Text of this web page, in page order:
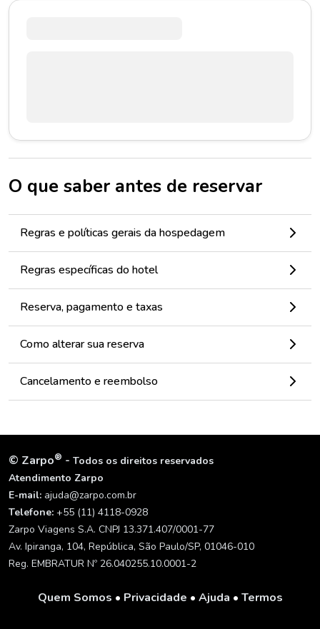
O que saber antes de reservar
Regras e políticas gerais da hospedagem
Regras específicas do hotel
Reserva, pagamento e taxas
Como alterar sua reserva
Cancelamento e reembolso
© Zarpo® - Todos os direitos reservados
Atendimento Zarpo
E-mail: ajuda@zarpo.com.br
Telefone: +55 (11) 4118-0928
Zarpo Viagens S.A. CNPJ 13.371.407/0001-77
Av. Ipiranga, 104, República, São Paulo/SP, 01046-010
Reg. EMBRATUR Nº 26.040255.10.0001-2
Quem Somos • Privacidade • Ajuda • Termos